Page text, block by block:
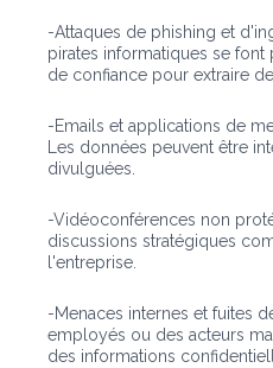
-Attaques de phishing et
pirates informatiques se
de confiance pour extraire
-Emails et applications de
Les données peuvent être
divulguées.
-Vidéoconférences non
discussions stratégiques
l'entreprise.
-Menaces internes et fuites
employés ou des acteurs
des informations